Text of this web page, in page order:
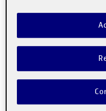
d'aprenentatge
dubtes per mitjà de
El projecte, que
que ofereix l'EPO sobre
extensió d'un altre
UOC, elLearning